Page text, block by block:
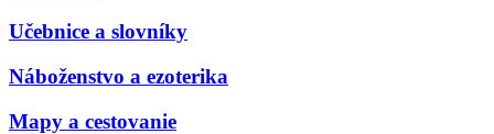
Učebnice a slovníky
Náboženstvo a ezoterika
Mapy a cestovanie